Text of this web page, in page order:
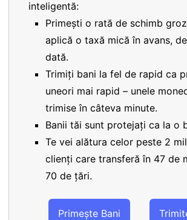
inteligentă:
Primești o rată de schimb
aplică o taxă mică în avans,
dată.
Trimiți bani la fel de rapid ca
uneori mai rapid – unele
trimise în câteva minute.
Banii tăi sunt protejați ca la o
Te vei alătura celor peste 2
clienți care transferă în 47 de
70 de țări.
Primește Bani